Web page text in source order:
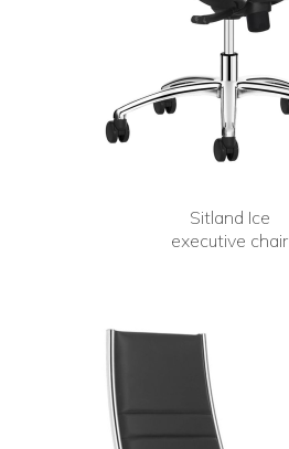
Sitland Ice
executive chair